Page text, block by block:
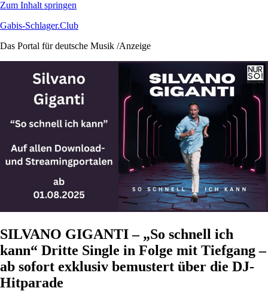
Zum Inhalt springen
Gabis-Schlager.Club
Das Portal für deutsche Musik /Anzeige
SILVANO GIGANTI – „So schnell ich
kann“ Dritte Single in Folge mit Tiefgang –
ab sofort exklusiv bemustert über die DJ-
Hitparade